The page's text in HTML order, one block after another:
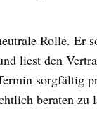
Rolle. Er
liest den
sorgfältig
beraten zu